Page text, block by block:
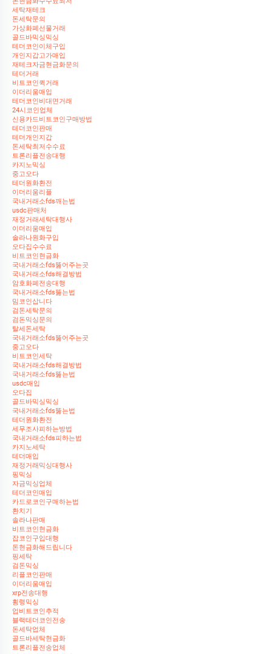
세탁재테크
돈세탁문의
가상화폐선물거래
골드바믹싱믹싱
테더코인이체구입
개인지갑고가매입
재테크자금현금화문의
테더거래
비트코인퀵거래
이더리움매입
테더코인비대면거래
24시코인업체
신용카드비트코인구매방법
테더코인판매
테더개인지갑
돈세탁최저수수료
트론리플전송대행
카지노믹싱
중고오다
테더원화환전
이더리움리플
국내거래소fds깨는법
usdc판매처
재정거래세탁대행사
이더리움매입
솔라나원화구입
오다집수수료
비트코인현금화
국내거래소fds뚫어주는곳
국내거래소fds해결방법
암호화폐전송대행
국내거래소fds뚫는법
밈코인삽니다
검돈세탁문의
검돈믹싱문의
탈세돈세탁
국내거래소fds뚫어주는곳
중고오다
비트코인세탁
국내거래소fds해결방법
국내거래소fds뚫는법
usdc매입
오다집
골드바믹싱믹싱
국내거래소fds뚫는법
테더원화환전
세무조사피하는방법
국내거래소fds피하는법
카지노세탁
테더매입
재정거래믹싱대행사
핑믹싱
자금믹싱업체
테더코인매입
카드로코인구매하는법
환치기
솔라나판매
비트코인현금화
잡코인구입대행
돈현금화해드립니다
핑세탁
검돈믹싱
리플코인판매
이더리움매입
xrp전송대행
횡령믹싱
업비트코인추적
블랙테더코인전송
돈세탁업체
골드바세탁현금화
트론리플전송업체